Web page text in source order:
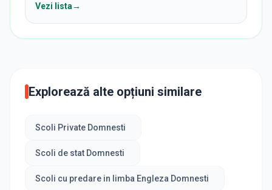
Vezi lista→
Explorează alte opțiuni similare
Scoli Private Domnesti
Scoli de stat Domnesti
Scoli cu predare in limba Engleza Domnesti